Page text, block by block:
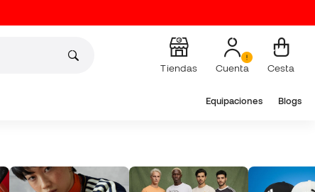
Tiendas Cuenta Cesta
Equipaciones Blogs